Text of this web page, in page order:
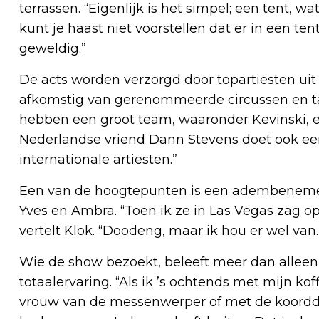
terrassen. “Eigenlijk is het simpel; een tent,
kunt je haast niet voorstellen dat er in een
geweldig.”
De acts worden verzorgd door topartiesten
afkomstig van gerenommeerde circussen en
hebben een groot team, waaronder Kevinski,
Nederlandse vriend Dann Stevens doet ook
internationale artiesten.”
Een van de hoogtepunten is een
Yves en Ambra. “Toen ik ze in Las Vegas zag
vertelt Klok. “Doodeng, maar ik hou er wel
Wie de show bezoekt, beleeft meer dan
totaalervaring. “Als ik ’s ochtends met mijn
vrouw van de messenwerper of met de